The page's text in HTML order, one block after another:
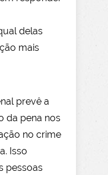
delas
mais
prevê a
da pena nos
no crime
Isso
pessoas